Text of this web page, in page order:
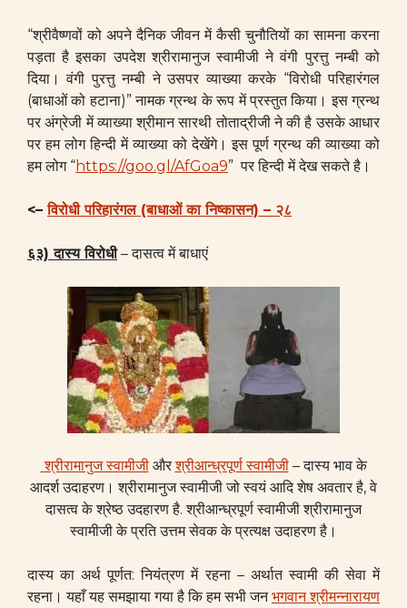
“श्रीवैष्णवों को अपने दैनिक जीवन में कैसी चुनौतियों का सामना करना
पड़ता है इसका उपदेश श्रीरामानुज स्वामीजी ने वंगी पुरत्तु नम्बी को
दिया। वंगी पुरत्तु नम्बी ने उसपर व्याख्या करके “विरोधी परिहारंगल
(बाधाओं को हटाना)” नामक ग्रन्थ के रूप में प्रस्तुत किया। इस ग्रन्थ
पर अंग्रेजी में व्याख्या श्रीमान सारथी तोताद्रीजी ने की है उसके आधार
पर हम लोग हिन्दी में व्याख्या को देखेंगे। इस पूर्ण ग्रन्थ की व्याख्या को
हम लोग “https://goo.gl/AfGoa9” पर हिन्दी में देख सकते है।
<–विरोधी परिहारंगल (बाधाओं का निष्कासन) – २८
६३) दास्य विरोधी– दासत्व में बाधाएं
श्रीरामानुज स्वामीजीऔरश्रीआन्ध्रपूर्ण स्वामीजी– दास्य भाव के
आदर्श उदाहरण। श्रीरामानुज स्वामीजी जो स्वयं आदि शेष अवतार है, वे
दासत्व के श्रेष्ठ उदहारण है. श्रीआन्ध्रपूर्ण स्वामीजी श्रीरामानुज
स्वामीजी के प्रति उत्तम सेवक के प्रत्यक्ष उदाहरण है।
दास्य का अर्थ पूर्णत: नियंत्रण में रहना – अर्थात स्वामी की सेवा में
रहना। यहाँ यह समझाया गया है कि हम सभी जनभगवान श्रीमन्नारायण